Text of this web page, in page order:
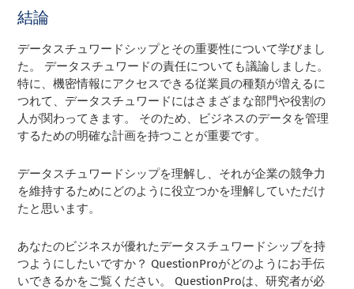
結論
データスチュワードシップとその重要性について学びまし
た。 データスチュワードの責任についても議論しました。
特に、機密情報にアクセスできる従業員の種類が増えるに
つれて、データスチュワードにはさまざまな部門や役割の
人が関わってきます。 そのため、ビジネスのデータを管理
するための明確な計画を持つことが重要です。
データスチュワードシップを理解し、それが企業の競争力
を維持するためにどのように役立つかを理解していただけ
たと思います。
あなたのビジネスが優れたデータスチュワードシップを持
つようにしたいですか？ QuestionProがどのようにお手伝
いできるかをご覧ください。 QuestionProは、研究者が必